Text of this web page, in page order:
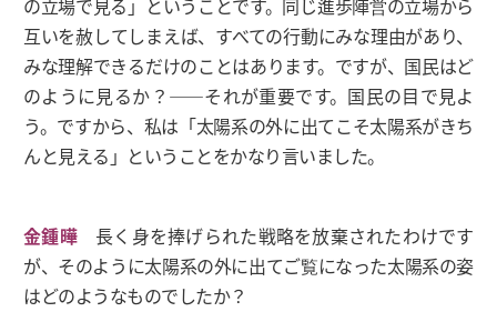
の立場で見る」ということです。同じ進歩陣営の立場から
互いを赦してしまえば、すべての行動にみな理由があり、
みな理解できるだけのことはあります。ですが、国民はど
のように見るか？――それが重要です。国民の目で見よ
う。ですから、私は「太陽系の外に出てこそ太陽系がきち
んと見える」ということをかなり言いました。
金鍾曄長く身を捧げられた戦略を放棄されたわけです
が、そのように太陽系の外に出てご覧になった太陽系の姿
はどのようなものでしたか？